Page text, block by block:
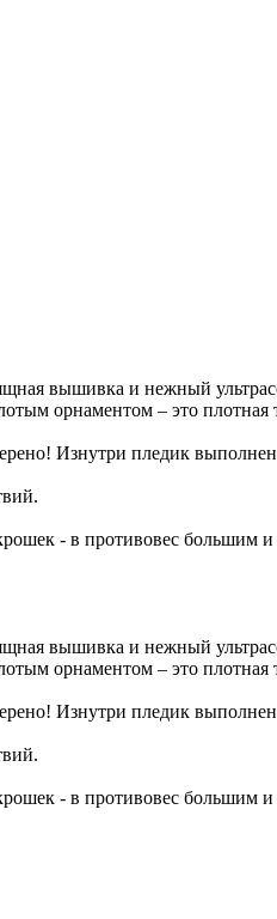
вышивка и нежный
орнаментом – это плотная
Изнутри пледик
- в противовес большим
вышивка и нежный
орнаментом – это плотная
Изнутри пледик
- в противовес большим